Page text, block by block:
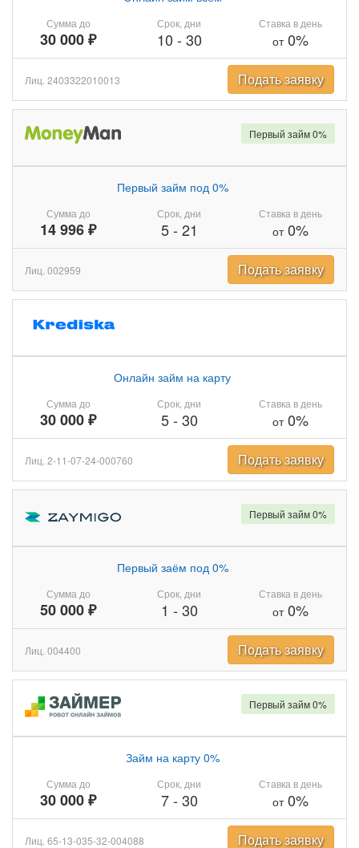
Сумма до
30 000 ₽
Срок, дни
10 - 30
Ставка в день
от0%
Лиц. 2403322010013 Подать заявку
Сумма до
14 996 ₽
Первый займ под 0%
Срок, дни
5- 21
Ставка в день
от0%
Первый займ 0%
Лиц. 002959 Подать заявку
Сумма до
30 000 ₽
Онлайн займ на карту
Срок, дни
5- 30
Ставка в день
от0%
Лиц. 2-11-07-24-000760 Подать заявку
Сумма до
50 000 ₽
Первый заём под 0%
Срок, дни
1 - 30
Ставка в день
от0%
Первый займ 0%
Лиц. 004400 Подать заявку
Сумма до
30 000 ₽
Займ на карту 0%
Срок, дни
7- 30
Ставка в день
от0%
Первый займ 0%
Лиц. 65-13-035-32-004088 Подать заявку